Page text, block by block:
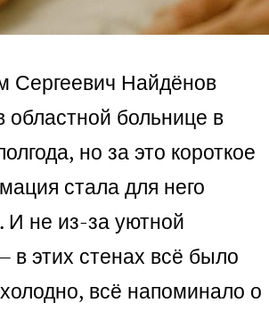
Сергеевич Найдёнов
областной больнице в
но за это короткое
стала для него
И не из-за уютной
этих стенах всё было
всё напоминало о